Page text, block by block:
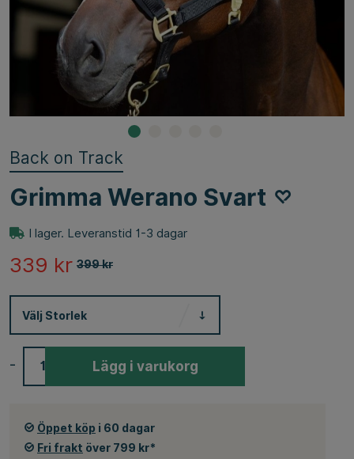
Back on Track
Grimma Werano Svart
I lager. Leveranstid 1-3 dagar
399kr
339 kr
Välj Storlek
- Lägg i varukorg
Öppet köp i 60 dagar
Fri frakt över 799 kr*